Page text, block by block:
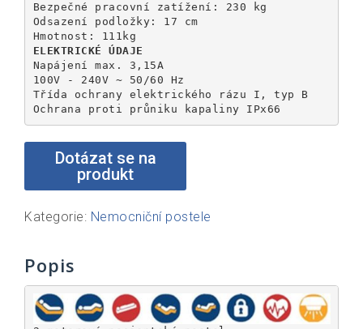
Bezpečné pracovní zatížení: 230 kg
Odsazení podložky: 17 cm
ELEKTRICKÉ ÚDAJE
Napájení max. 3,15A
100V - 240V ~ 50/60 Hz
Třída ochrany elektrického rázu I, typ B
Ochrana proti průniku kapaliny IPx66
Kategorie: Nemocniční postele
Popis